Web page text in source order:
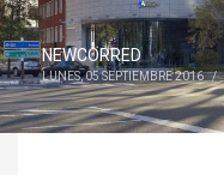
NEWCORRED
LUNES, 05 SEPTIEMBRE 2016 /